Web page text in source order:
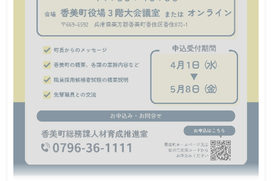
ごとの仕事内容、やりがい、職場の雰囲気などについてお話しし